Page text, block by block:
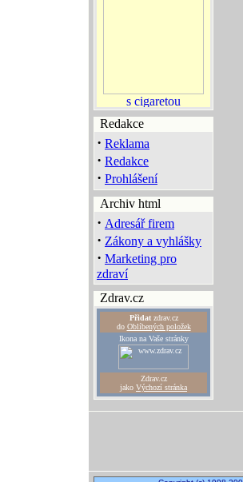
Redakce
· Reklama
· Redakce
· Prohlášení
Archiv html
· Adresář firem
· Zákony a vyhlášky
· Marketing pro
zdraví
Zdrav.cz
Přidatzdrav.cz
do Oblíbených položek
Ikona na Vaše stránky
Zdrav.cz
jako Výchozí stránka